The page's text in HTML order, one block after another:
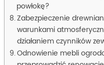
powłokę?
Zabezpieczenie
warunkami
działaniem czynników
Odnowienie mebli